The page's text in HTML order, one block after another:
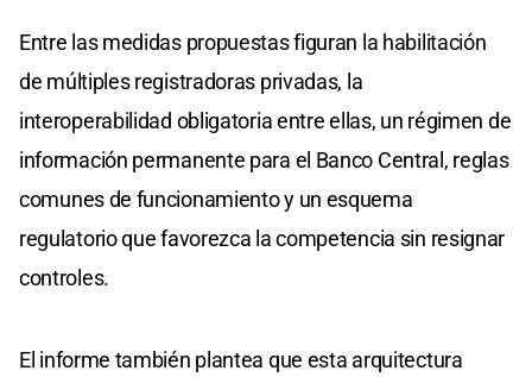
Entre las medidas propuestas figuran la habilitación
de múltiples registradoras privadas, la
interoperabilidad obligatoria entre ellas, un régimen de
información permanente para el Banco Central, reglas
comunes de funcionamiento y un esquema
regulatorio que favorezca la competencia sin resignar
controles.
El informe también plantea que esta arquitectura